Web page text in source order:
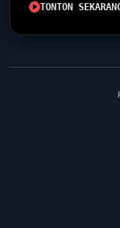
TONTON